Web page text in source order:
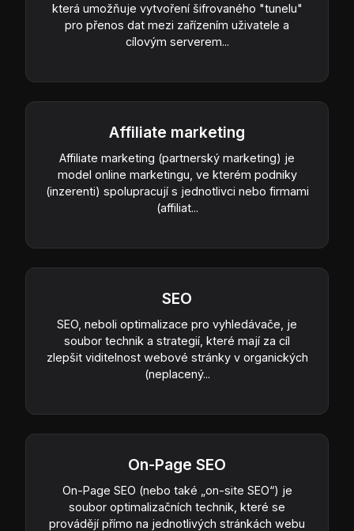
která umožňuje vytvoření šifrovaného "tunelu"
pro přenos dat mezi zařízením uživatele a
cílovým serverem...
Affiliate marketing
Affiliate marketing (partnerský marketing) je
model online marketingu, ve kterém podniky
(inzerenti) spolupracují s jednotlivci nebo firmami
(affiliat...
SEO
SEO, neboli optimalizace pro vyhledávače, je
soubor technik a strategií, které mají za cíl
zlepšit viditelnost webové stránky v organických
(neplacený...
On-Page SEO
On-Page SEO (nebo také „on-site SEO“) je
soubor optimalizačních technik, které se
provádějí přímo na jednotlivých stránkách webu